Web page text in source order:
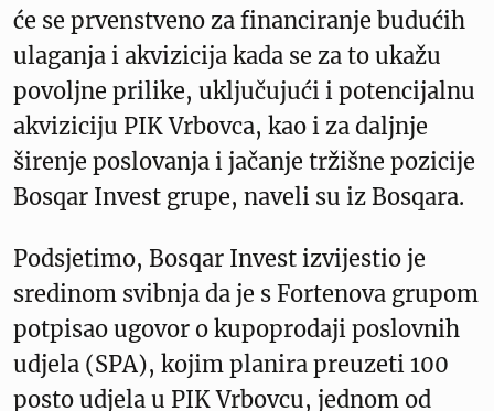
će se prvenstveno za financiranje budućih
ulaganja i akvizicija kada se za to ukažu
povoljne prilike, uključujući i potencijalnu
akviziciju PIK Vrbovca, kao i za daljnje
širenje poslovanja i jačanje tržišne pozicije
Bosqar Invest grupe, naveli su iz Bosqara.
Podsjetimo, Bosqar Invest izvijestio je
sredinom svibnja da je s Fortenova grupom
potpisao ugovor o kupoprodaji poslovnih
udjela (SPA), kojim planira preuzeti 100
posto udjela u PIK Vrbovcu, jednom od